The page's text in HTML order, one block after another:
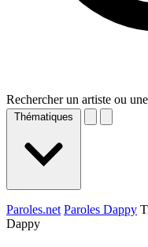
Rechercher un artiste ou
Thématiques
Paroles.net Paroles Dappy
Dappy